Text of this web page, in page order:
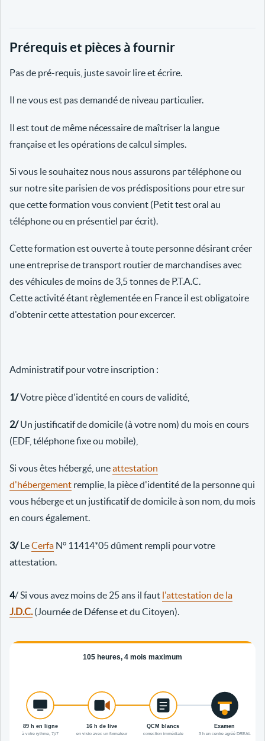
Prérequis et pièces à fournir
Pas de pré-requis, juste savoir lire et écrire.
Il ne vous est pas demandé de niveau particulier.
Il est tout de même nécessaire de maîtriser la langue
française et les opérations de calcul simples.
Si vous le souhaitez nous nous assurons par téléphone ou
sur notre site parisien de vos prédispositions pour etre sur
que cette formation vous convient (Petit test oral au
téléphone ou en présentiel par écrit).
Cette formation est ouverte à toute personne désirant créer
une entreprise de transport routier de marchandises avec
des véhicules de moins de 3,5 tonnes de P.T.A.C.
Cette activité étant règlementée en France il est obligatoire
d'obtenir cette attestation pour excercer.
Administratif pour votre inscription :
1/Votre pièce d'identité en cours de validité,
2/Un justificatif de domicile (à votre nom) du mois en cours
(EDF, téléphone fixe ou mobile),
Si vous êtes hébergé, uneattestation
d'hébergement remplie, la pièce d'identité de la personne qui
vous héberge et un justificatif de domicile à son nom, du mois
en cours également.
3/LeCerfa N° 11414*05 dûment rempli pour votre
attestation.
4/ Si vous avez moins de 25 ans il faut l'attestation de la
J.D.C.(Journée de Défense et du Citoyen).